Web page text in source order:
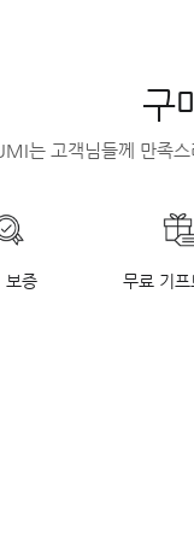
구
는 고객님들께 만족스
보증 무료 기프